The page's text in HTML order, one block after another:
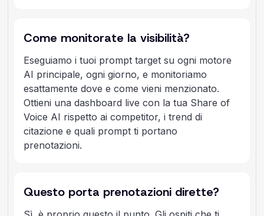
Come monitorate la visibilità?
Eseguiamo i tuoi prompt target su ogni motore
AI principale, ogni giorno, e monitoriamo
esattamente dove e come vieni menzionato.
Ottieni una dashboard live con la tua Share of
Voice AI rispetto ai competitor, i trend di
citazione e quali prompt ti portano
prenotazioni.
Questo porta prenotazioni dirette?